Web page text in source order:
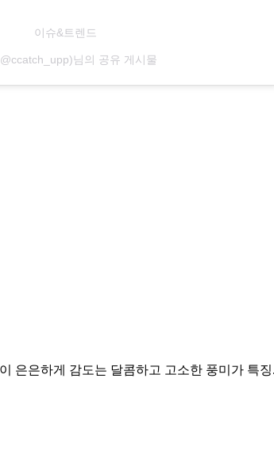
이슈&트렌드
님의 공유 게시물
은은하게 감도는 달콤하고 고소한 풍미가 특